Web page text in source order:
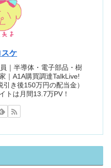
スケ
｜半導体・電子部品・樹
｜A1A購買調達TalkLive!
き後150万円の配当金）
トは月間13.7万PV！